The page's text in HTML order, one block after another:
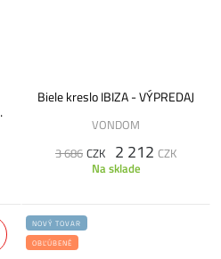
Biele kreslo IBIZA - VÝPREDAJ
VONDOM
3 686 CZK 2 212 CZK
Na sklade
NOVÝ TOVAR
OBĽÚBENÉ